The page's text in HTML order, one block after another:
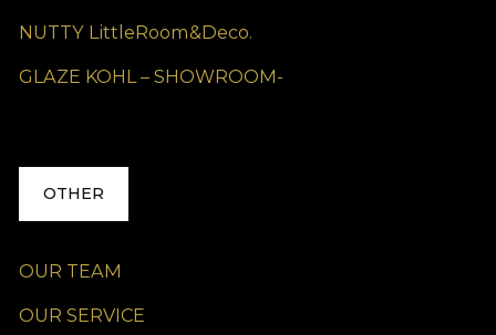
NUTTY LittleRoom&Deco.
GLAZE KOHL – SHOWROOM-
OTHER
OUR TEAM
OUR SERVICE